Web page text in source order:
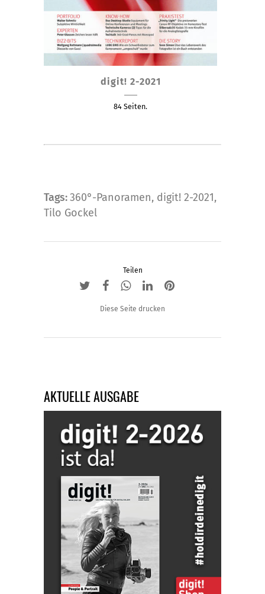
können
auf
Produktseite
digit! 2-2021
84 Seiten.
Tags: 360°-Panoramen, digit! 2-2021,
Tilo Gockel
Teilen
Diese Seite drucken
AKTUELLE AUSGABE